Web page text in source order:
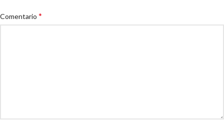
Comentario *